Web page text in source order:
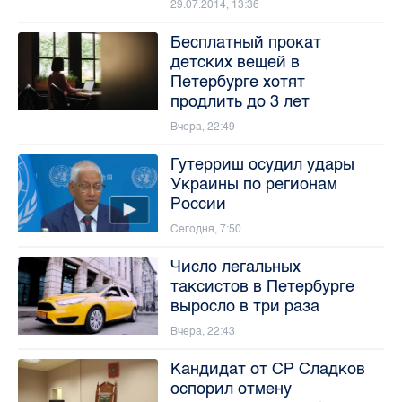
29.07.2014, 13:36
Бесплатный прокат
детских вещей в
Петербурге хотят
продлить до 3 лет
Вчера, 22:49
Гутерриш осудил удары
Украины по регионам
России
Сегодня, 7:50
Число легальных
таксистов в Петербурге
выросло в три раза
Вчера, 22:43
Кандидат от СР Сладков
оспорил отмену